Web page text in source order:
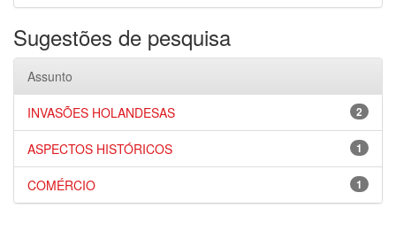
Sugestões de pesquisa
Assunto
2
INVASÕES HOLANDESAS
1
ASPECTOS HISTÓRICOS
1
COMÉRCIO